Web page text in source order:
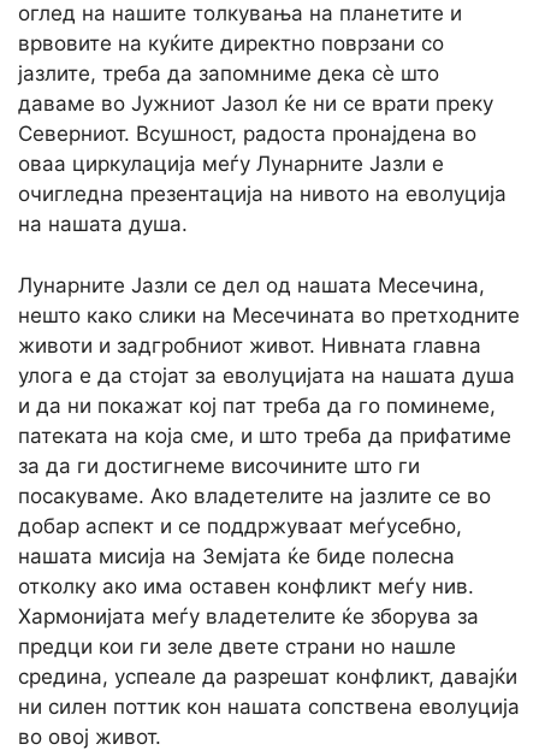
оглед на нашите толкувања на планетите и
врвовите на куќите директно поврзани со
јазлите, треба да запомниме дека сè што
даваме во Јужниот Јазол ќе ни се врати преку
Северниот. Всушност, радоста пронајдена во
оваа циркулација меѓу Лунарните Јазли е
очигледна презентација на нивото на еволуција
на нашата душа.
Лунарните Јазли се дел од нашата Месечина,
нешто како слики на Месечината во претходните
животи и задгробниот живот. Нивната главна
улога е да стојат за еволуцијата на нашата душа
и да ни покажат кој пат треба да го поминеме,
патеката на која сме, и што треба да прифатиме
за да ги достигнеме височините што ги
посакуваме. Ако владетелите на јазлите се во
добар аспект и се поддржуваат меѓусебно,
нашата мисија на Земјата ќе биде полесна
отколку ако има оставен конфликт меѓу нив.
Хармонијата меѓу владетелите ќе зборува за
предци кои ги зеле двете страни но нашле
средина, успеале да разрешат конфликт, давајќи
ни силен поттик кон нашата сопствена еволуција
во овој живот.